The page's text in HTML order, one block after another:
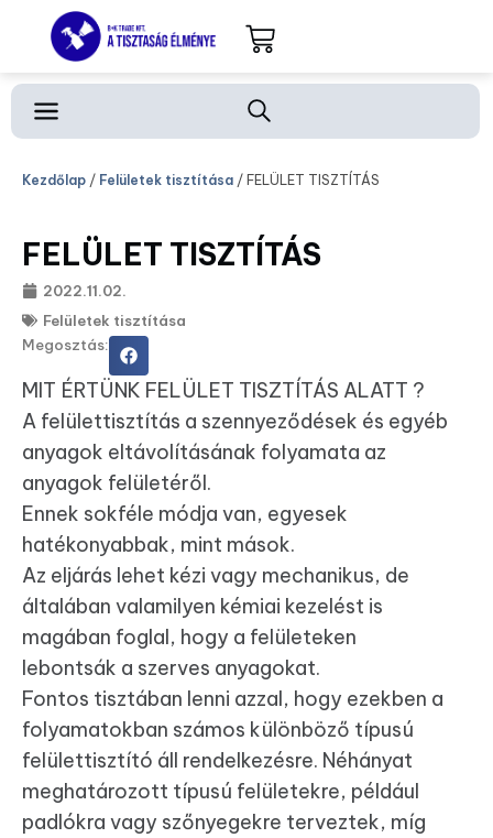
Kezdőlap / Felületek tisztítása / FELÜLET TISZTÍTÁS
FELÜLET TISZTÍTÁS
2022.11.02.
Felületek tisztítása
Megosztás:
MIT ÉRTÜNK FELÜLET TISZTÍTÁS ALATT ?
A felülettisztítás a szennyeződések és egyéb
anyagok eltávolításának folyamata az
anyagok felületéről.
Ennek sokféle módja van, egyesek
hatékonyabbak, mint mások.
Az eljárás lehet kézi vagy mechanikus, de
általában valamilyen kémiai kezelést is
magában foglal, hogy a felületeken
lebontsák a szerves anyagokat.
Fontos tisztában lenni azzal, hogy ezekben a
folyamatokban számos különböző típusú
felülettisztító áll rendelkezésre. Néhányat
meghatározott típusú felületekre, például
padlókra vagy szőnyegekre terveztek, míg